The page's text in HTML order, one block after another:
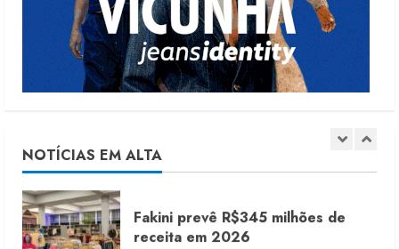
NOTÍCIAS EM ALTA
1
produtos licenciados
6 de agosto de 2026
2
Fakini prevê R$345 milhões de
receita em 2026